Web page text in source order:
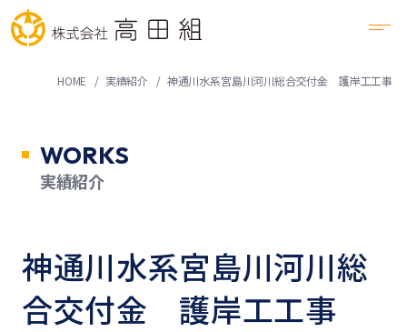
HOME 実績紹介 神通川水系宮島川河川総合交付金 護岸工工事
WORKS
実績紹介
神通川水系宮島川河川総
合交付金 護岸工工事